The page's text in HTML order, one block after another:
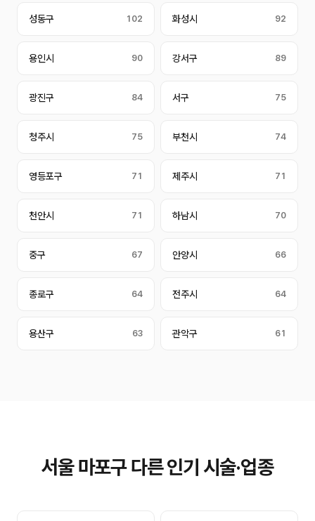
성동구 102 화성시 92
용인시 90 강서구 89
광진구 84 서구 75
청주시 75 부천시 74
영등포구 71 제주시 71
천안시 71 하남시 70
중구 67 안양시 66
종로구 64 전주시 64
용산구 63 관악구 61
서울 마포구 다른 인기 시술·업종